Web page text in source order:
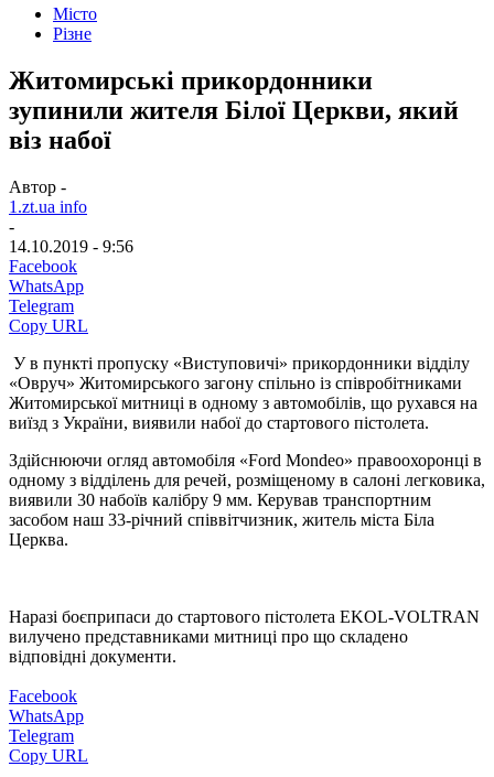
Місто
Різне
Житомирські прикордонники
зупинили жителя Білої Церкви, який
віз набої
Автор -
1.zt.ua info
-
14.10.2019 - 9:56
Facebook
WhatsApp
Telegram
Copy URL
У в пункті пропуску «Виступовичі» прикордонники відділу
«Овруч» Житомирського загону спільно із співробітниками
Житомирської митниці в одному з автомобілів, що рухався на
виїзд з України, виявили набої до стартового пістолета.
Здійснюючи огляд автомобіля «Ford Mondeо» правоохоронці в
одному з відділень для речей, розміщеному в салоні легковика,
виявили 30 набоїв калібру 9 мм. Керував транспортним
засобом наш 33-річний співвітчизник, житель міста Біла
Церква.
Наразі боєприпаси до стартового пістолета EKOL-VOLTRAN
вилучено представниками митниці про що складено
відповідні документи.
Facebook
WhatsApp
Telegram
Copy URL